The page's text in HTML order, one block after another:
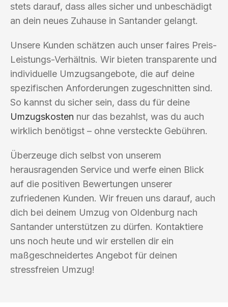
stets darauf, dass alles sicher und unbeschädigt
an dein neues Zuhause in Santander gelangt.
Unsere Kunden schätzen auch unser faires Preis-
Leistungs-Verhältnis. Wir bieten transparente und
individuelle Umzugsangebote, die auf deine
spezifischen Anforderungen zugeschnitten sind.
So kannst du sicher sein, dass du für deine
Umzugskosten nur das bezahlst, was du auch
wirklich benötigst – ohne versteckte Gebühren.
Überzeuge dich selbst von unserem
herausragenden Service und werfe einen Blick
auf die positiven Bewertungen unserer
zufriedenen Kunden. Wir freuen uns darauf, auch
dich bei deinem Umzug von Oldenburg nach
Santander unterstützen zu dürfen. Kontaktiere
uns noch heute und wir erstellen dir ein
maßgeschneidertes Angebot für deinen
stressfreien Umzug!